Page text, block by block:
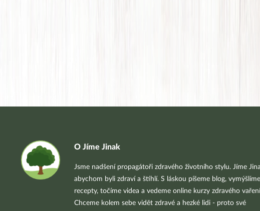
O Jíme Jinak
Jsme nadšení propagátoři zdravého životního stylu. Jíme
abychom byli zdraví a štíhlí. S láskou píšeme blog, vymýšlíme
recepty, točíme videa a vedeme online kurzy zdravého
Chceme kolem sebe vidět zdravé a hezké lidi - proto své